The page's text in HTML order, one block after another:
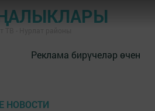
Реклама бирүчеләр өчен
НОВОСТИ